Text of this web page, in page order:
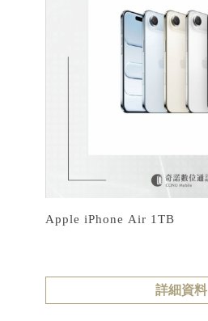
Apple iPhone Air 1TB
詳細資料